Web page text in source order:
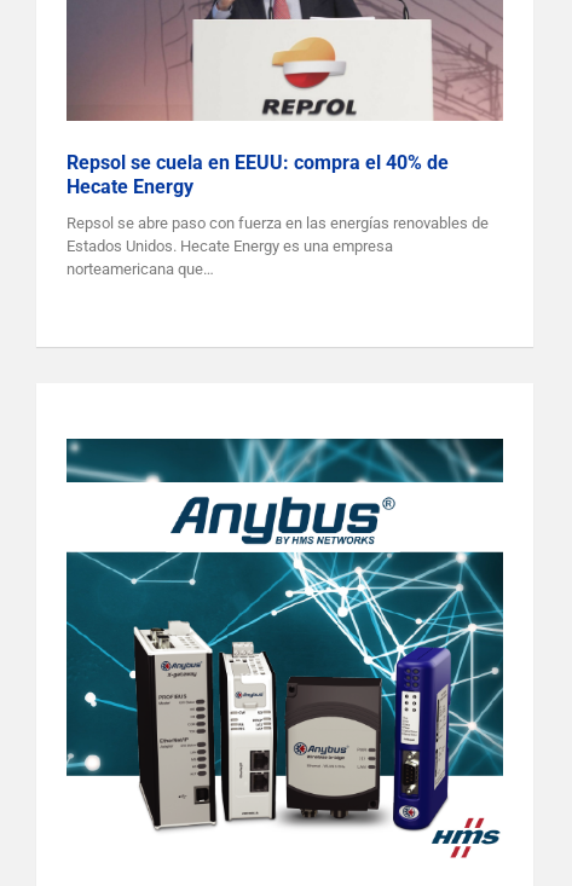
Repsol se cuela en EEUU: compra el 40% de
Hecate Energy
Repsol se abre paso con fuerza en las energías renovables de
Estados Unidos. Hecate Energy es una empresa
norteamericana que…